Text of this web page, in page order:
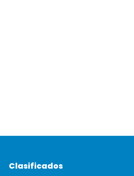
Clasificados